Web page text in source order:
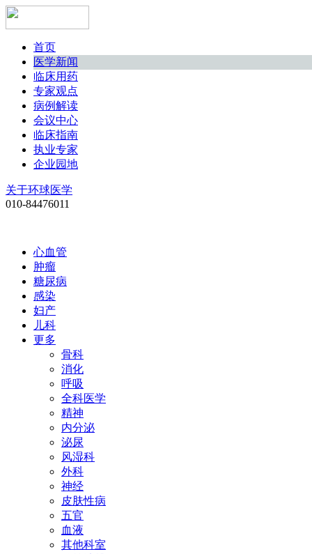
首页
医学新闻
临床用药
专家观点
病例解读
会议中心
临床指南
执业专家
企业园地
关于环球医学
010-84476011
心血管
肿瘤
糖尿病
感染
妇产
儿科
更多
骨科
消化
呼吸
全科医学
精神
内分泌
泌尿
风湿科
外科
神经
皮肤性病
五官
血液
其他科室